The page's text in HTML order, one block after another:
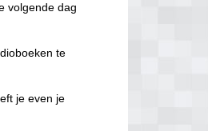
volgende dag
te
je even je